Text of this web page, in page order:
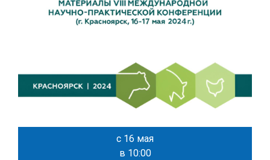
с 16 мая
в 10:00